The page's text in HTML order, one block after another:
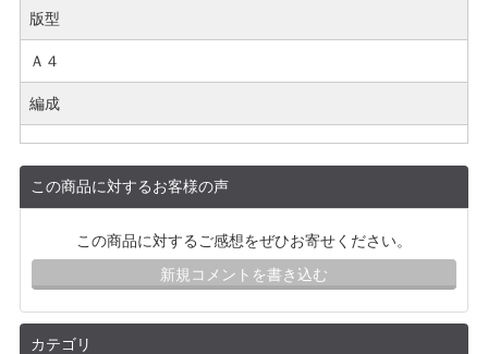
カテゴリ
版型
Ａ４
編成
この商品に対するお客様の声
この商品に対するご感想をぜひお寄せください。
新規コメントを書き込む